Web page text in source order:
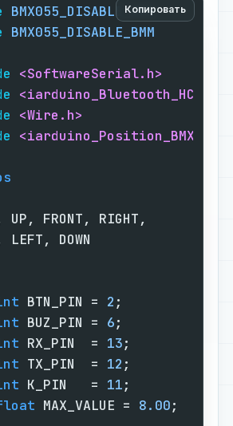
Копировать
<SoftwareSerial.h>
<Wire.h>
UP, FRONT,
LEFT,
BTN_PIN = 2
BUZ_PIN = 6
RX_PIN  = 13
TX_PIN  = 12
K_PIN   = 11
MAX_VALUE = 8.00